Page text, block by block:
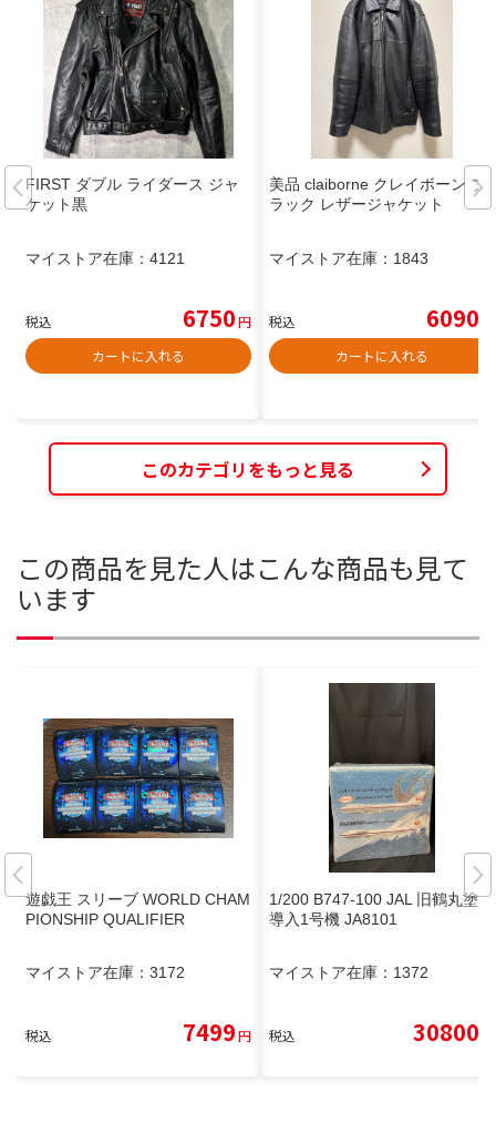
FIRST ダブル ライダース ジャ
ケット黒
マイストア在庫： 4121
税込 6750円
カートに入れる
美品 claiborne クレイボーン ブ
ラック レザージャケット
マイストア在庫： 1843
税込 6090
カートに入れる
このカテゴリをもっと見る
この商品を見た人はこんな商品も見て
います
遊戯王 スリーブ WORLD CHAM
PIONSHIP QUALIFIER
マイストア在庫： 3172
税込 7499円
1/200 B747-100 JAL 旧鶴丸塗装
導入1号機 JA8101
マイストア在庫： 1372
税込 30800